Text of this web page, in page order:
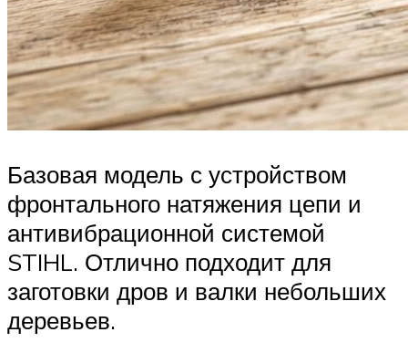
Базовая модель с устройством
фронтального натяжения цепи и
антивибрационной системой
STIHL. Отлично подходит для
заготовки дров и валки небольших
деревьев.